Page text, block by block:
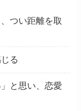
つい距離を取
る
と思い、恋愛